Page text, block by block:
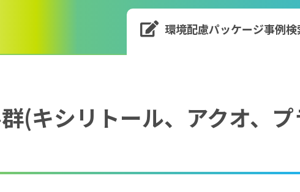
環境配慮パッケージ事例検
(キシリトール、アクオ、プ